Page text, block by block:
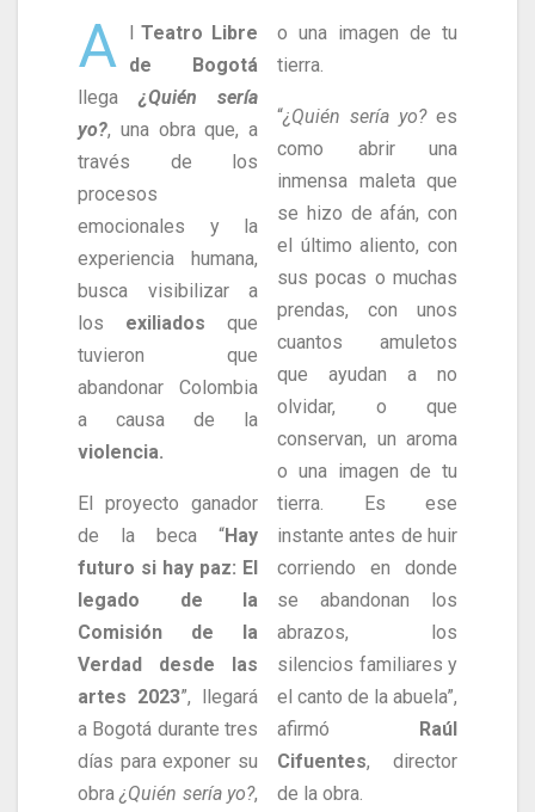
A l Teatro Libre
de Bogotá
llega
¿Quién sería
yo?, una obra que, a
través de los
procesos
emocionales y la
experiencia humana,
busca visibilizar a
los exiliados que
tuvieron que
abandonar Colombia
a causa de la
violencia.
El proyecto ganador
de la beca “Hay
futuro si hay paz: El
legado de la
Comisión de la
Verdad desde las
artes 2023”, llegará
a Bogotá durante tres
días para exponer su
obra¿Quién sería yo?,
o una imagen de tu
tierra.
“¿Quién sería yo?es
como abrir una
inmensa maleta que
se hizo de afán, con
el último aliento, con
sus pocas o muchas
prendas, con unos
cuantos amuletos
que ayudan a no
olvidar, o que
conservan, un aroma
o una imagen de tu
tierra. Es ese
instante antes de huir
corriendo en donde
se abandonan los
abrazos, los
silencios familiares y
el canto de la abuela”,
afirmó Raúl
Cifuentes, director
de la obra.